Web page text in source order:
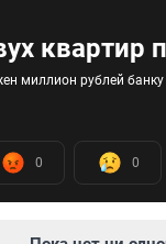
квартир
миллион рублей банку
0 0